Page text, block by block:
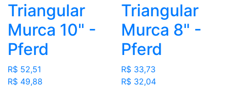
Triangular
Murca 10" -
Pferd
R$ 52,51
R$ 49,88
Triangular
Murca 8" -
Pferd
R$ 33,73
R$ 32,04